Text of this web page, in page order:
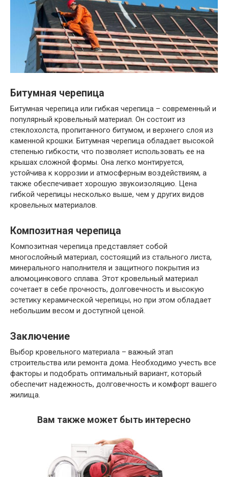
Битумная черепица
Битумная черепица или гибкая черепица – современный и
популярный кровельный материал. Он состоит из
стеклохолста, пропитанного битумом, и верхнего слоя из
каменной крошки. Битумная черепица обладает высокой
степенью гибкости, что позволяет использовать ее на
крышах сложной формы. Она легко монтируется,
устойчива к коррозии и атмосферным воздействиям, а
также обеспечивает хорошую звукоизоляцию. Цена
гибкой черепицы несколько выше, чем у других видов
кровельных материалов.
Композитная черепица
Композитная черепица представляет собой
многослойный материал, состоящий из стального листа,
минерального наполнителя и защитного покрытия из
алюмоцинкового сплава. Этот кровельный материал
сочетает в себе прочность, долговечность и высокую
эстетику керамической черепицы, но при этом обладает
небольшим весом и доступной ценой.
Заключение
Выбор кровельного материала – важный этап
строительства или ремонта дома. Необходимо учесть все
факторы и подобрать оптимальный вариант, который
обеспечит надежность, долговечность и комфорт вашего
жилища.
Вам также может быть интересно